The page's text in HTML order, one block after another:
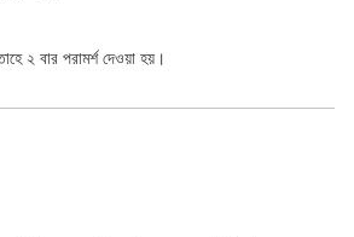
২ বার পরামর্শ দেওয়া হয়।